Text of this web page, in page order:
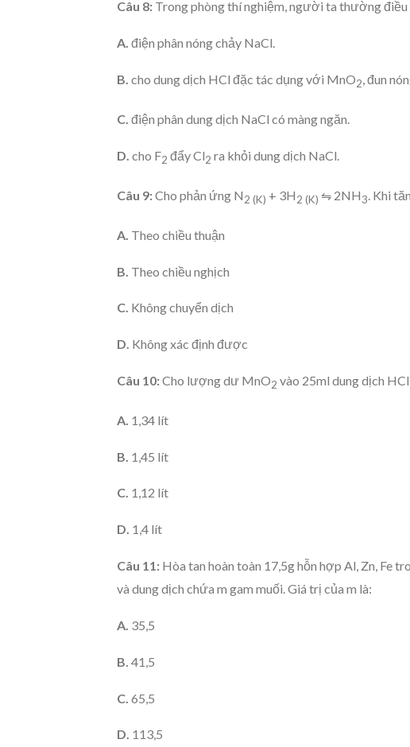
Câu 8: Trong phòng thí nghiệm, người ta thường điều
A. điện phân nóng chảy NaCl.
B. cho dung dịch HCl đặc tác dụng với MnO2, đun
C. điện phân dung dịch NaCl có màng ngăn.
D. cho F2 đẩy Cl2 ra khỏi dung dịch NaCl.
Câu 9:Cho phản ứng N2 (K) + 3H2 (K) ⇋ 2NH3 . Khi
A. Theo chiều thuận
B. Theo chiều nghịch
C. Không chuyển dịch
D. Không xác định được
Câu 10:Cho lượng dư MnO2 vào 25ml dung dịch
A. 1,34 lít
B. 1,45 lít
C. 1,12 lít
D. 1,4 lít
Câu 11: Hòa tan hoàn toàn 17,5g hỗn hợp Al, Zn, Fe
và dung dịch chứa m gam muối. Giá trị của m là:
A. 35,5
B. 41,5
C. 65,5
D. 113,5